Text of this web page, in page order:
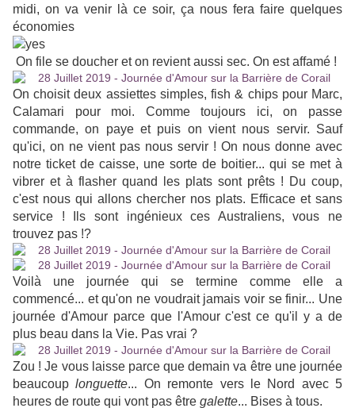
midi, on va venir là ce soir, ça nous fera faire quelques
économies
On file se doucher et on revient aussi sec. On est affamé !
On choisit deux assiettes simples, fish & chips pour Marc,
Calamari pour moi. Comme toujours ici, on passe
commande, on paye et puis on vient nous servir. Sauf
qu'ici, on ne vient pas nous servir ! On nous donne avec
notre ticket de caisse, une sorte de boitier... qui se met à
vibrer et à flasher quand les plats sont prêts ! Du coup,
c'est nous qui allons chercher nos plats. Efficace et sans
service ! Ils sont ingénieux ces Australiens, vous ne
trouvez pas !?
Voilà une journée qui se termine comme elle a
commencé... et qu'on ne voudrait jamais voir se finir... Une
journée d'Amour parce que l'Amour c'est ce qu'il y a de
plus beau dans la Vie. Pas vrai ?
Zou ! Je vous laisse parce que demain va être une journée
beaucouplonguette... On remonte vers le Nord avec 5
heures de route qui vont pas être galette... Bises à tous.